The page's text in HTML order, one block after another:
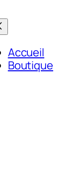
Accueil
Boutique